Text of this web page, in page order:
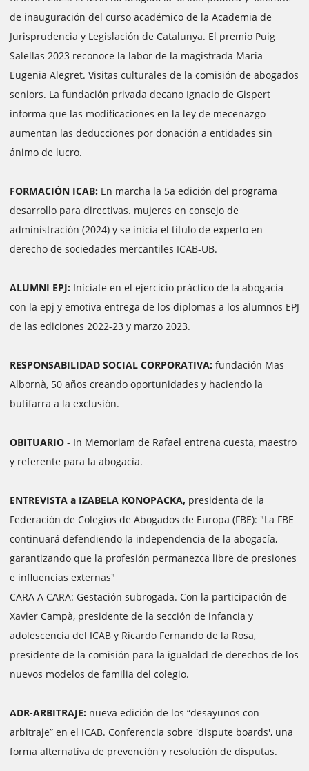
de inauguración del curso académico de la Academia de
Jurisprudencia y Legislación de Catalunya. El premio Puig
Salellas 2023 reconoce la labor de la magistrada Maria
Eugenia Alegret. Visitas culturales de la comisión de abogados
seniors. La fundación privada decano Ignacio de Gispert
informa que las modificaciones en la ley de mecenazgo
aumentan las deducciones por donación a entidades sin
ánimo de lucro.
FORMACIÓN ICAB: En marcha la 5a edición del programa
desarrollo para directivas. mujeres en consejo de
administración (2024) y se inicia el título de experto en
derecho de sociedades mercantiles ICAB-UB.
ALUMNI EPJ: Iníciate en el ejercicio práctico de la abogacía
con la epj y emotiva entrega de los diplomas a los alumnos EPJ
de las ediciones 2022-23 y marzo 2023.
RESPONSABILIDAD SOCIAL CORPORATIVA: fundación Mas
Albornà, 50 años creando oportunidades y haciendo la
butifarra a la exclusión.
OBITUARIO - In Memoriam de Rafael entrena cuesta, maestro
y referente para la abogacía.
ENTREVISTA a IZABELA KONOPACKA, presidenta de la
Federación de Colegios de Abogados de Europa (FBE): "La FBE
continuará defendiendo la independencia de la abogacía,
garantizando que la profesión permanezca libre de presiones
e influencias externas"
CARA A CARA: Gestación subrogada. Con la participación de
Xavier Campà, presidente de la sección de infancia y
adolescencia del ICAB y Ricardo Fernando de la Rosa,
presidente de la comisión para la igualdad de derechos de los
nuevos modelos de familia del colegio.
ADR-ARBITRAJE: nueva edición de los “desayunos con
arbitraje” en el ICAB. Conferencia sobre 'dispute boards', una
forma alternativa de prevención y resolución de disputas.